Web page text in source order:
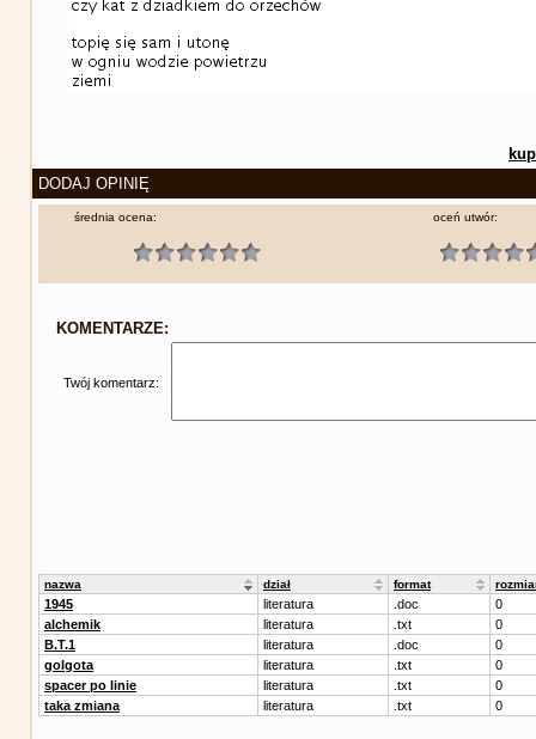
DODAJ OPINIĘ
średnia ocena: oceń utwór:
KOMENTARZE:
Twój komentarz:
nazwa dział format
1945 literatura .doc
0
alchemik
literatura .txt
0
B.T.1
literatura .doc
0
golgota
literatura .txt
0
spacer po linie
literatura .txt
0
taka zmiana
literatura .txt 0